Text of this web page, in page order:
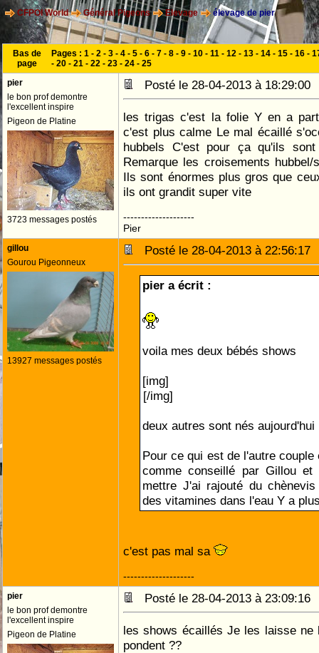
CFPOI World Général Pigeons Elevage élevage de pier
Bas de
page
Pages : 1 - 2 - 3 - 4 - 5 - 6 - 7 - 8 - 9 - 10 - 11 - 12 - 13 - 14 - 15 - 16 -
- 20 - 21 - 22 - 23 - 24 - 25
pier
le bon prof demontre
l'excellent inspire
Pigeon de Platine
3723 messages postés
Posté le 28-04-2013 à
les trigas c'est la folie Y en a
c'est plus calme Le mal écaillé
hubbels C'est pour ça qu'ils sont
Remarque les croisements
Ils sont énormes plus gros que
ils ont grandit super vite
--------------------
Pier
gillou
Gourou Pigeonneux
13927 messages postés
Posté le 28-04-2013 à
pier a écrit :
voila mes deux bébés shows
[img]
[/img]
deux autres sont nés aujourd'hui
Pour ce qui est de l'autre
comme conseillé par Gillou
mettre J'ai rajouté du
des vitamines dans l'eau Y a
c'est pas mal sa
--------------------
pier
le bon prof demontre
l'excellent inspire
Pigeon de Platine
Posté le 28-04-2013 à
les shows écaillés Je les laisse ne
pondent ??